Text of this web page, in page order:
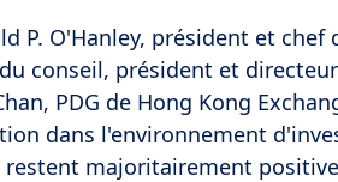
P. O'Hanley, président et
conseil, président et
PDG de Hong Kong
dans l'environnement
restent majoritairement